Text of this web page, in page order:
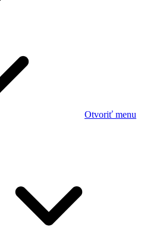
Otvoriť menu